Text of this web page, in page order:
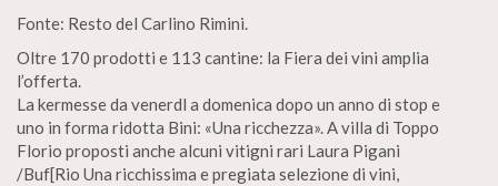
Fonte: Resto del Carlino Rimini.
Oltre 170 prodotti e 113 cantine: la Fiera dei vini amplia
l’offerta.
La kermesse da venerdl a domenica dopo un anno di stop e
uno in forma ridotta Bini: «Una ricchezza». A villa di Toppo
Florio proposti anche alcuni vitigni rari Laura Pigani
/Buf[Rio Una ricchissima e pregiata selezione di vini,